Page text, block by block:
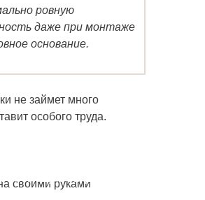
ровную
даже при монтаже
основание.
не займет много
особого труда.
с помощью сайдинга